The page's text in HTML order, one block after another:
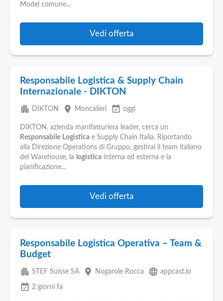
Model comune...
Vedi offerta
Responsabile Logistica & Supply Chain
Internazionale - DIKTON
apartment DIKTON place Moncalieri event_available oggi
DIKTON, azienda manifatturiera leader, cerca un
Responsabile Logistica e Supply Chain Italia. Riportando
alla Direzione Operations di Gruppo, gestirai il team italiano
del Warehouse, la logistica interna ed esterna e la
pianificazione...
Vedi offerta
Responsabile Logistica Operativa – Team &
Budget
apartment STEF Suisse SA place Nogarole Rocca language appcast.io
event_available 2 giorni fa